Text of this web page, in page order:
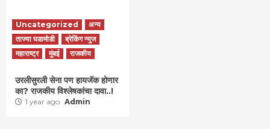
Uncategorized
अन्य
ताज्या घडामोडी
ब्रेकिंग न्युज
महाराष्ट्र
मुंबई राजकीय
उरलीसुरली सेना पण हायजॅक होणार
का? राजकीय विश्लेषकांचा दावा..!
1 year ago Admin